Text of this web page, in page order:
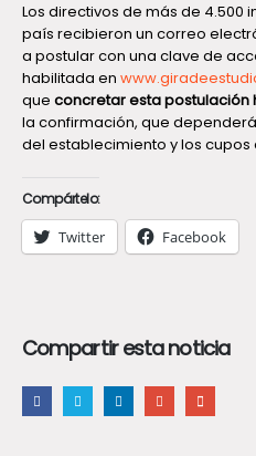
Los directivos de más de 4.500
país recibieron un correo
a postular con una clave de
habilitada en
que concretar esta postulación
la confirmación, que
del establecimiento y los
Compártelo:
Twitter Facebook
Compartir esta noticia